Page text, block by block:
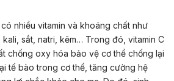
nhiều vitamin và khoáng chất như
kali, sắt, natri, kẽm… Trong đó, vitamin C
chống oxy hóa bảo vệ cơ thể chống lại
tế bào trong cơ thể, tăng cường hệ